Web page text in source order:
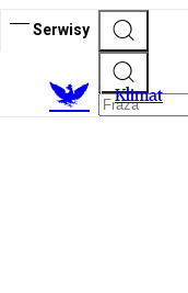
Serwisy
Klimat